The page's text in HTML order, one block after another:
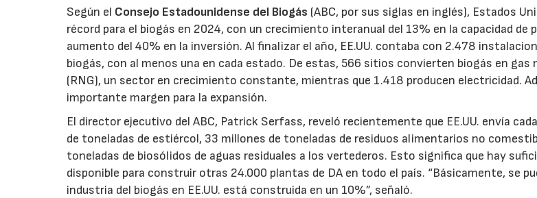
Según el Consejo Estadounidense del Biogás (ABC, por sus siglas en inglés), Estados
récord para el biogás en 2024, con un crecimiento interanual del 13% en la capacidad de
aumento del 40% en la inversión. Al finalizar el año, EE.UU. contaba con 2.478
biogás, con al menos una en cada estado. De estas, 566 sitios convierten biogás en gas
(RNG), un sector en crecimiento constante, mientras que 1.418 producen electricidad.
importante margen para la expansión.
El director ejecutivo del ABC, Patrick Serfass, reveló recientemente que EE.UU. envía
de toneladas de estiércol, 33 millones de toneladas de residuos alimentarios no
toneladas de biosólidos de aguas residuales a los vertederos. Esto significa que hay
disponible para construir otras 24.000 plantas de DA en todo el país. “Básicamente, se
industria del biogás en EE.UU. está construida en un 10%”, señaló.